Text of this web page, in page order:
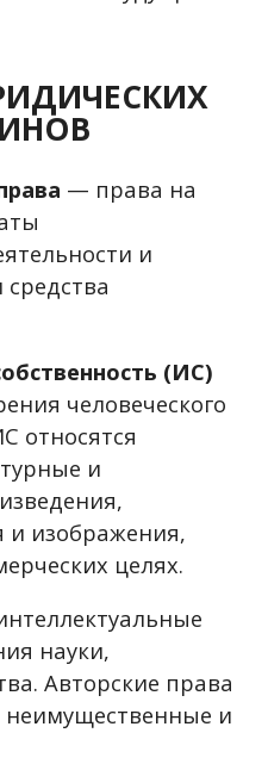
— права на
и
(ИС)
человеческого
относятся
и
и изображения,
целях.
науки,
Авторские права
неимущественные и